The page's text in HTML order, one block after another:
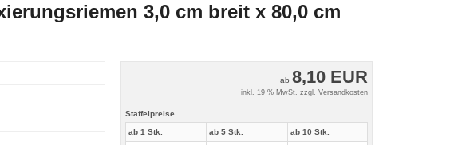
3,0 cm breit x 80,0 cm
ab 8,10 EUR
inkl. 19 % MwSt. zzgl. Versandkosten
Staffelpreise
ab 1 Stk. ab 5 Stk. ab 10 Stk.